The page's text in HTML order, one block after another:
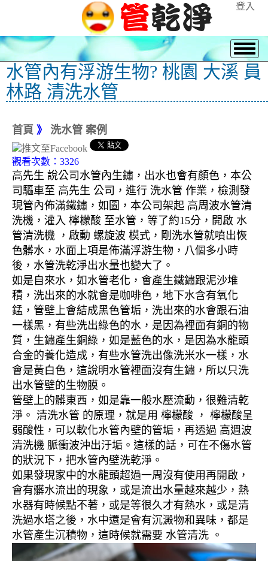
登入
水管內有浮游生物? 桃園 大溪 員
林路 清洗水管
首頁 》 洗水管 案例
觀看次數：3326
高先生 說公司水管內生鏽，出水也會有顏色，本公
司驅車至 高先生 公司，進行 洗水管 作業，檢測發
現管內佈滿鐵鏽，如圖，本公司架起 高周波水管清
洗機，灌入 檸檬酸 至水管，等了約15分，開啟 水
管清洗機 ，啟動 螺旋波 模式，剛洗水管就噴出恢
色髒水，水面上項是佈滿浮游生物，八個多小時
後，水管洗乾淨出水量也變大了。
如是自來水，如水管老化，會產生鐵鏽跟泥沙堆
積，洗出來的水就會是咖啡色，地下水含有氧化
錳，管壁上會結成黑色管垢，洗出來的水會跟石油
一樣黑，有些洗出綠色的水，是因為裡面有銅的物
質，生鏽產生銅綠，如是藍色的水，是因為水龍頭
合金的養化造成，有些水管洗出像洗米水一樣，水
會是黃白色，這說明水管裡面沒有生鏽，所以只洗
出水管壁的生物膜。
管壁上的髒東西，如是靠一般水壓流動，很難清乾
淨。 清洗水管 的原理，就是用 檸檬酸 ， 檸檬酸呈
弱酸性，可以軟化水管內壁的管垢，再透過 高週波
清洗機 脈衝波沖出汙垢。這樣的話，可在不傷水管
的狀況下，把水管內壁洗乾淨。
如果發現家中的水龍頭超過一周沒有使用再開啟，
會有髒水流出的現象，或是流出水量越來越少，熱
水器有時候點不著，或是等很久才有熱水，或是清
洗過水塔之後，水中還是會有沉澱物和異味，都是
水管產生沉積物，這時候就需要 水管清洗 。